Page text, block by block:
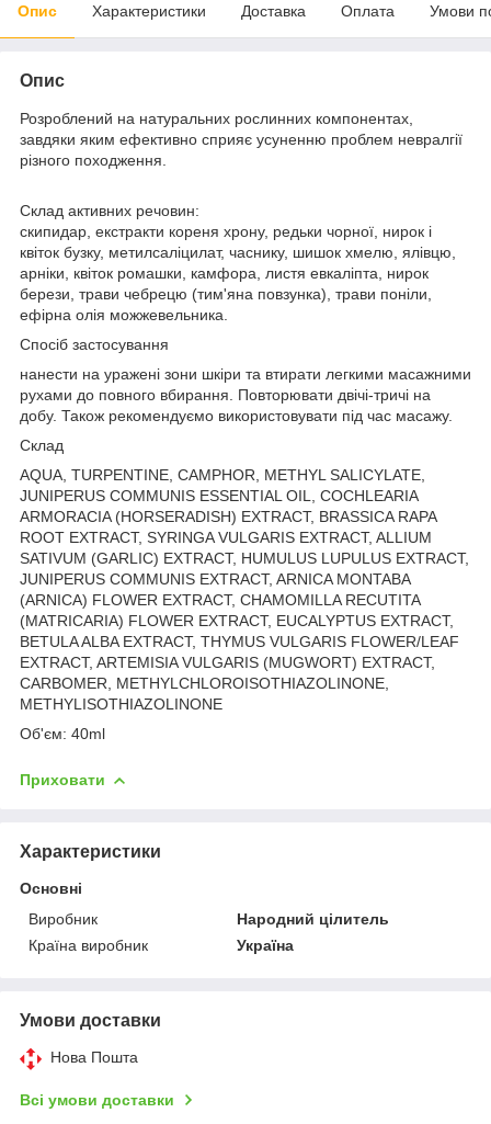
Опис Характеристики Доставка Оплата Умови
Опис
Розроблений на натуральних рослинних компонентах,
завдяки яким ефективно сприяє усуненню проблем невралгії
різного походження.
Склад активних речовин:
скипидар, екстракти кореня хрону, редьки чорної, нирок і
квіток бузку, метилсаліцилат, часнику, шишок хмелю, ялівцю,
арніки, квіток ромашки, камфора, листя евкаліпта, нирок
берези, трави чебрецю (тим'яна повзунка), трави поніли,
ефірна олія можжевельника.
Спосіб застосування
нанести на уражені зони шкіри та втирати легкими масажними
рухами до повного вбирання. Повторювати двічі-тричі на
добу. Також рекомендуємо використовувати під час масажу.
Склад
AQUA, TURPENTINE, CAMPHOR, METHYL SALICYLATE,
JUNIPERUS COMMUNIS ESSENTIAL OIL, COCHLEARIA
ARMORACIA (HORSERADISH) EXTRACT, BRASSICA RAPA
ROOT EXTRACT, SYRINGA VULGARIS EXTRACT, ALLIUM
SATIVUM (GARLIC) EXTRACT, HUMULUS LUPULUS EXTRACT,
JUNIPERUS COMMUNIS EXTRACT, ARNICA MONTABA
(ARNICA) FLOWER EXTRACT, CHAMOMILLA RECUTITA
(MATRICARIA) FLOWER EXTRACT, EUCALYPTUS EXTRACT,
BETULA ALBA EXTRACT, THYMUS VULGARIS FLOWER/LEAF
EXTRACT, ARTEMISIA VULGARIS (MUGWORT) EXTRACT,
CARBOMER, METHYLCHLOROISOTHIAZOLINONE,
METHYLISOTHIAZOLINONE
Об'єм: 40ml
Приховати
Характеристики
Основні
Виробник
Народний цілитель
Країна виробник
Україна
Умови доставки
Нова Пошта
Всі умови доставки